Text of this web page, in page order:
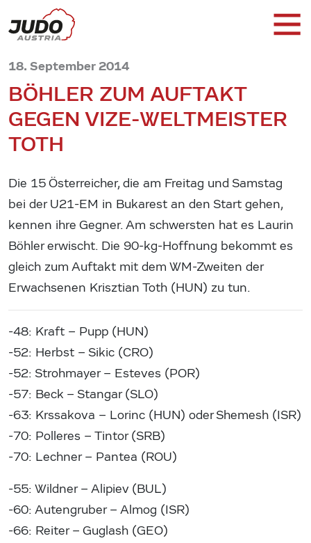
18. September 2014
BÖHLER ZUM AUFTAKT
GEGEN VIZE-WELTMEISTER
TOTH
Die 15 Österreicher, die am Freitag und Samstag
bei der U21-EM in Bukarest an den Start gehen,
kennen ihre Gegner. Am schwersten hat es Laurin
Böhler erwischt. Die 90-kg-Hoffnung bekommt es
gleich zum Auftakt mit dem WM-Zweiten der
Erwachsenen Krisztian Toth (HUN) zu tun.
-48: Kraft – Pupp (HUN)
-52: Herbst – Sikic (CRO)
-52: Strohmayer – Esteves (POR)
-57: Beck – Stangar (SLO)
-63: Krssakova – Lorinc (HUN) oder Shemesh (ISR)
-70: Polleres – Tintor (SRB)
-70: Lechner – Pantea (ROU)
-55: Wildner – Alipiev (BUL)
-60: Autengruber – Almog (ISR)
-66: Reiter – Guglash (GEO)